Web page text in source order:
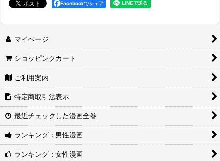
Facebookでシェア
マイページ
ショッピングカート
ご利用案内
特定商取引法表示
最近チェックした漫画全巻
ランキング：男性漫画
ランキング：女性漫画